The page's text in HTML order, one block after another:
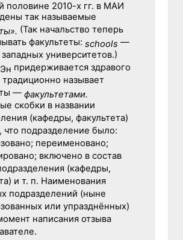
половине 2010-х гг. в МАИ
так называемые
(Так начальство теперь
факультеты: schools —
университетов.)
придерживается здравого
называет
— факультетами.
скобки в названии
(кафедры, факультета)
что подразделение было:
переименовано;
включено в состав
(кафедры,
и т. п. Наименования
подразделений (ныне
или упразднённых)
написания отзыва